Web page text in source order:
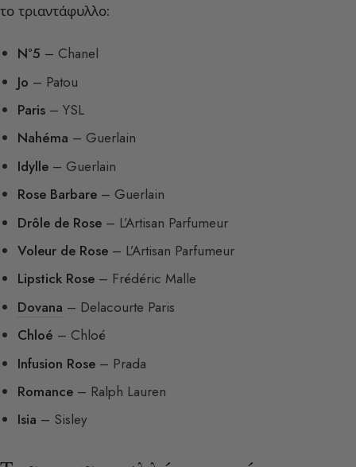
το τριαντάφυλλο:
N°5 – Chanel
Jo – Patou
Paris – YSL
Nahéma – Guerlain
Idylle – Guerlain
Rose Barbare – Guerlain
Drôle de Rose – L’Artisan Parfumeur
Voleur de Rose – L’Artisan Parfumeur
Lipstick Rose – Frédéric Malle
Dovana – Delacourte Paris
Chloé – Chloé
Infusion Rose – Prada
Romance – Ralph Lauren
Isia – Sisley